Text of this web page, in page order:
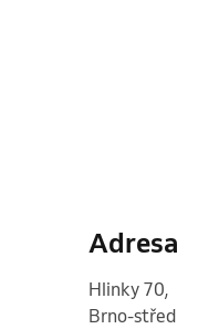
Adresa
Hlinky 70,
Brno-střed